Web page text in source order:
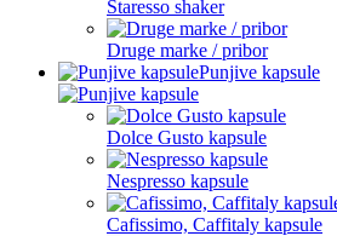
Staresso shaker
Druge marke / pribor
Punjive kapsule
Dolce Gusto kapsule
Nespresso kapsule
Cafissimo, Caffitaly kapsule